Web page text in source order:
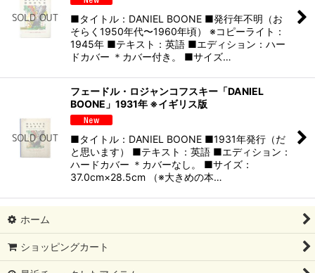
■タイトル：DANIEL BOONE ■発行年不明（お
そらく1950年代〜1960年頃） ※コピーライト：
1945年 ■テキスト：英語 ■エディション：ハー
ドカバー ＊カバー付き。 ■サイズ…
フェードル・ロジャンコフスキー「DANIEL
BOONE」1931年 ※イギリス版
■タイトル：DANIEL BOONE ■1931年発行（だ
と思います） ■テキスト：英語 ■エディション：
ハードカバー ＊カバーなし。 ■サイズ：
37.0cm×28.5cm （※大きめの本…
ホーム
ショッピングカート